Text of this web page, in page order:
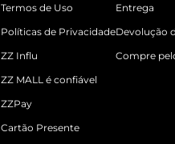
Termos de Uso
Políticas de Privacidade
ZZ Influ
ZZ MALL é confiável
ZZPay
Cartão Presente
Entrega
Devolução
Compre